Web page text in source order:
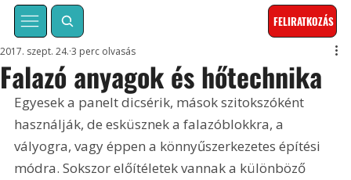
FELIRATKOZÁS
Falazó anyagok és hőtechnika
2017. szept. 24. 3 perc olvasás
Egyesek a panelt dicsérik, mások szitokszóként
használják, de esküsznek a falazóblokkra, a
vályogra, vagy éppen a könnyűszerkezetes építési
módra. Sokszor előítéletek vannak a különböző